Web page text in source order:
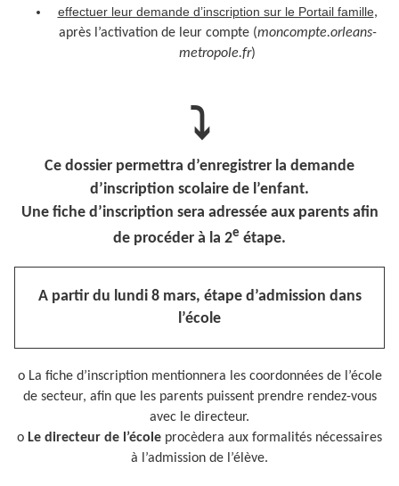
effectuer leur demande d’inscription sur le Portail famille,
après l’activation de leur compte (moncompte.orleans-
metropole.fr)
⤵
Ce dossier permettra d’enregistrer la demande
d’inscription scolaire de l’enfant.
Une fiche d’inscription sera adressée aux parents afin
de procéder à la 2e étape.
A partir du lundi 8 mars, étape d’admission dans
l’école
o La fiche d’inscription mentionnera les coordonnées de l’école
de secteur, afin que les parents puissent prendre rendez-vous
avec le directeur.
o Le directeur de l’école procèdera aux formalités nécessaires
à l’admission de l’élève.